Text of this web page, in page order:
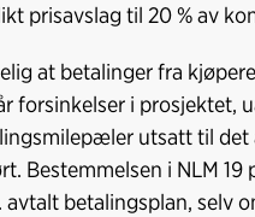
prisavslag til 20 % av
at betalinger fra
forsinkelser i prosjektet,
utsatt til det
Bestemmelsen i NLM 19
betalingsplan, selv